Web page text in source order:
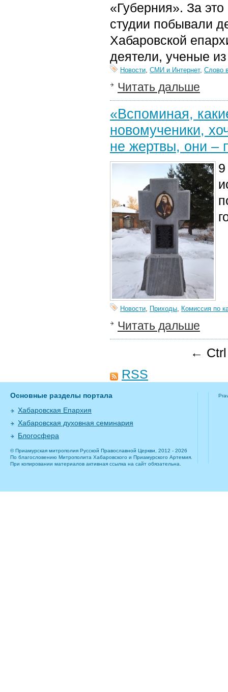
«Губерния». За
студии побывали
Хабаровской
деятели, ученые
Новости, СМИ и Интернет, Слово
Читать дальше
«Вспоминая,
новомученики,
не жертвы, они –
Новости, Приходы, Комиссия по
Читать дальше
←
RSS
Основные разделы портала
Хабаровская Епархия
Хабаровская духовная семинария
Блогосфера
© Приамурская митрополия Русской Православной Церкви, 2012 - 2026
По благословению Митрополита Хабаровского и Приамурского Артемия.
При копировании материалов активная ссылка на сайт обязательна.